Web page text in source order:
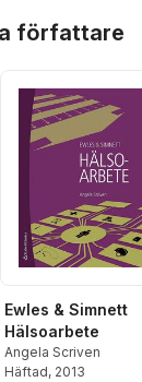
författare
Ewles & Simnett
Hälsoarbete
Angela Scriven
Häftad, 2013